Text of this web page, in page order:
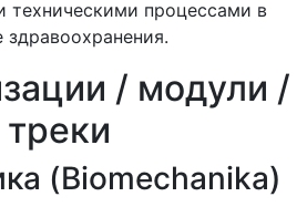
техническими процессами в
здравоохранения.
/ модули /
треки
(Biomechanika)